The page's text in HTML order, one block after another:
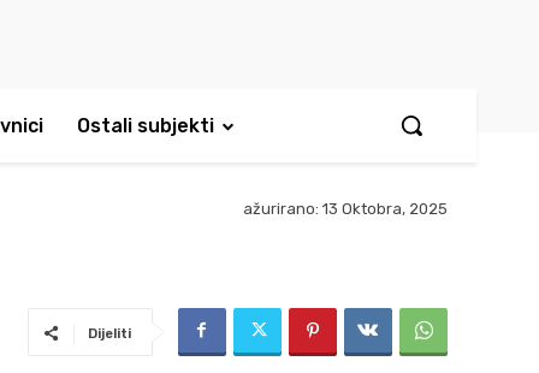
Ostali subjekti
ažurirano: 13 Oktobra, 2025
Dijeliti